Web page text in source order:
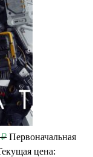
₽ Первоначальная
цена: